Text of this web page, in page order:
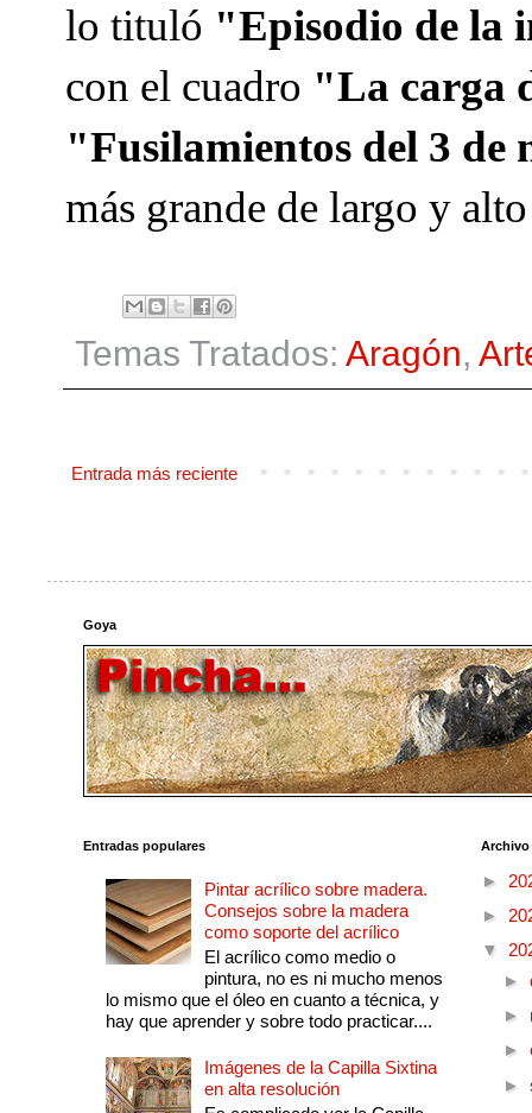
lo tituló "Episodio de la
con el cuadro "La carga
"Fusilamientos del 3 de
más grande de largo y
Temas Tratados: Aragón,
Entrada más reciente
Goya
Entradas populares
Pintar acrílico sobre madera.
Consejos sobre la madera
como soporte del acrílico
El acrílico como medio o
pintura, no es ni mucho menos
lo mismo que el óleo en cuanto a técnica, y
hay que aprender y sobre todo practicar....
Imágenes de la Capilla Sixtina
en alta resolución
►
►
▼
►
►
►
►